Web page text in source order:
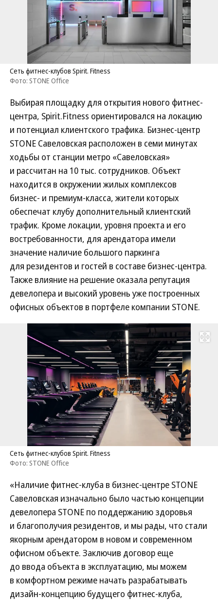
Сеть фитнес-клубов Spirit. Fitness
Фото: STONE Office
Выбирая площадку для открытия нового фитнес-
центра, Spirit.Fitness ориентировался на локацию
и потенциал клиентского трафика. Бизнес-центр
STONE Савеловская расположен в семи минутах
ходьбы от станции метро «Савеловская»
и рассчитан на 10 тыс. сотрудников. Объект
находится в окружении жилых комплексов
бизнес- и премиум-класса, жители которых
обеспечат клубу дополнительный клиентский
трафик. Кроме локации, уровня проекта и его
востребованности, для арендатора имели
значение наличие большого паркинга
для резидентов и гостей в составе бизнес-центра.
Также влияние на решение оказала репутация
девелопера и высокий уровень уже построенных
офисных объектов в портфеле компании STONE.
Развернуть
Сеть фитнес-клубов Spirit. Fitness
Фото: STONE Office
«Наличие фитнес-клуба в бизнес-центре STONE
Савеловская изначально было частью концепции
девелопера STONE по поддержанию здоровья
и благополучия резидентов, и мы рады, что стали
якорным арендатором в новом и современном
офисном объекте. Заключив договор еще
до ввода объекта в эксплуатацию, мы можем
в комфортном режиме начать разрабатывать
дизайн-концепцию будущего фитнес-клуба,